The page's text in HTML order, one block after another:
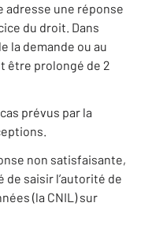
adresse une réponse
du droit. Dans
la demande ou au
être prolongé de 2
prévus par la
non satisfaisante,
de saisir l’autorité de
(la CNIL) sur